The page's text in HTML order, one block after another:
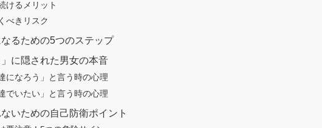
けるメリット
べきリスク
るための5つのステップ
」に隠された男女の本音
になろう」と言う時の心理
でいたい」と言う時の心理
いための自己防衛ポイント